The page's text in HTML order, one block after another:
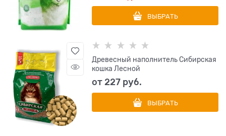
ВЫБРАТЬ
Древесный наполнитель Сибирская
кошка Лесной
от227 руб.
ВЫБРАТЬ